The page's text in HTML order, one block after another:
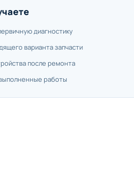
диагностику
варианта запчасти
после ремонта
работы